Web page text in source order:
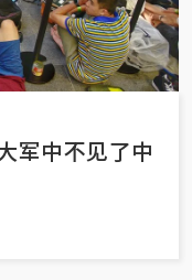
军中不见了中